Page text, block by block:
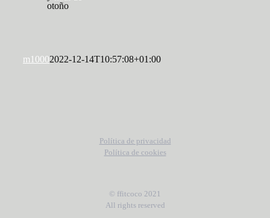
otoño
m10002022-12-14T10:57:08+01:00
Política de privacidad
Política de cookies
© ffitcoco 2021
All rights reserved